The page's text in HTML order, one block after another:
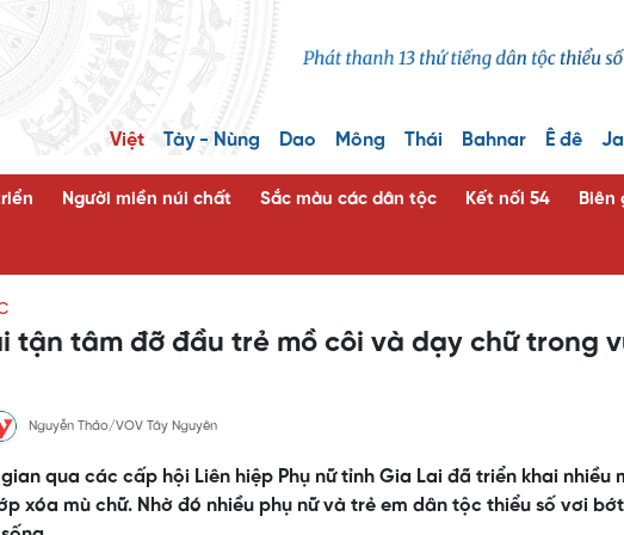
Việt Tày - Nùng Dao Mông Thái Bahnar Ê đê
Người miền núi chất Sắc màu các dân tộc Kết nối 54 Biên
tận tâm đỡ đầu trẻ mồ côi và dạy chữ trong
Nguyễn Thảo/VOV Tây Nguyên
gian qua các cấp hội Liên hiệp Phụ nữ tỉnh Gia Lai đã triển khai nhiều
xóa mù chữ. Nhờ đó nhiều phụ nữ và trẻ em dân tộc thiểu số vơi